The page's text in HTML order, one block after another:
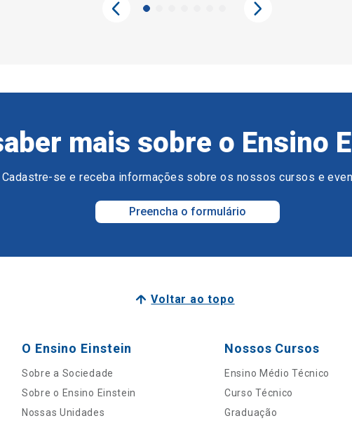
mais sobre o Ensino
Cadastre-se e receba informações sobre os nossos cursos e
Preencha o formulário
Voltar ao topo
O Ensino Einstein
Sobre a Sociedade
Sobre o Ensino Einstein
Nossas Unidades
Nossos Cursos
Ensino Médio Técnico
Curso Técnico
Graduação